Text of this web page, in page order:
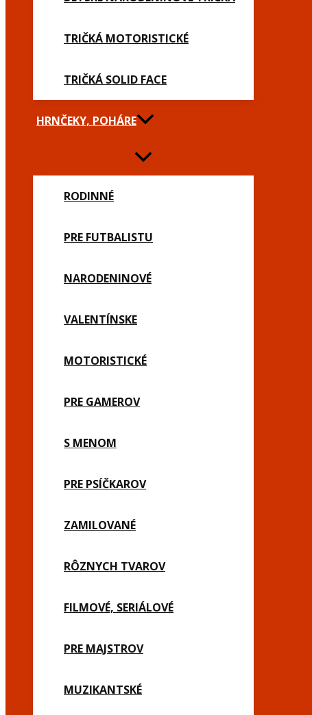
TRIČKÁ MOTORISTICKÉ
TRIČKÁ SOLID FACE
HRNČEKY, POHÁRE
RODINNÉ
PRE FUTBALISTU
NARODENINOVÉ
VALENTÍNSKE
MOTORISTICKÉ
PRE GAMEROV
S MENOM
PRE PSÍČKAROV
ZAMILOVANÉ
RÔZNYCH TVAROV
FILMOVÉ, SERIÁLOVÉ
PRE MAJSTROV
MUZIKANTSKÉ